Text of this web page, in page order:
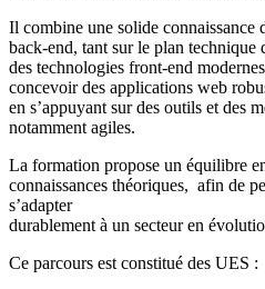
Il combine une solide connaissance
back-end, tant sur le plan technique
des technologies front-end
concevoir des applications web
en s’appuyant sur des outils et des
notamment agiles.
La formation propose un équilibre
connaissances théoriques, afin de
s’adapter
durablement à un secteur en
Ce parcours est constitué des UES :